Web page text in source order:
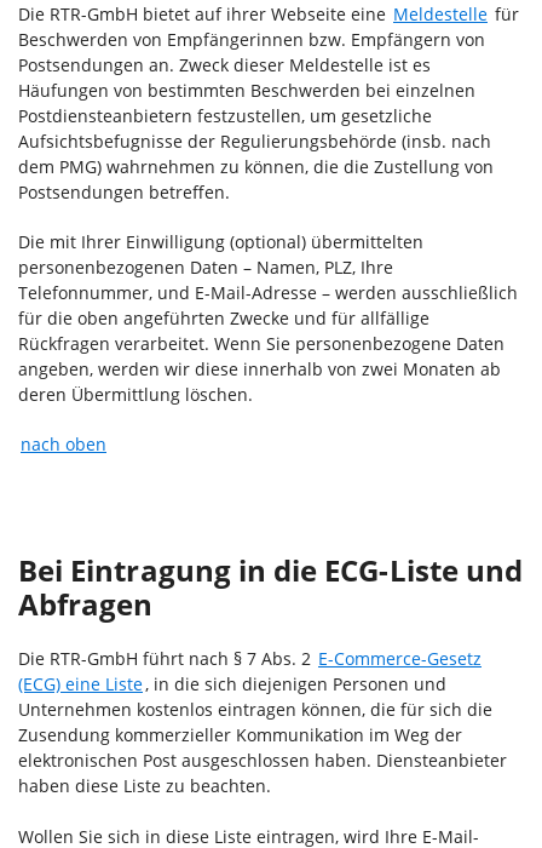
Die RTR-GmbH bietet auf ihrer Webseite eine Meldestelle für
Beschwerden von Empfängerinnen bzw. Empfängern von
Postsendungen an. Zweck dieser Meldestelle ist es
Häufungen von bestimmten Beschwerden bei einzelnen
Postdiensteanbietern festzustellen, um gesetzliche
Aufsichtsbefugnisse der Regulierungsbehörde (insb. nach
dem PMG) wahrnehmen zu können, die die Zustellung von
Postsendungen betreffen.
Die mit Ihrer Einwilligung (optional) übermittelten
personenbezogenen Daten – Namen, PLZ, Ihre
Telefonnummer, und E-Mail-Adresse – werden ausschließlich
für die oben angeführten Zwecke und für allfällige
Rückfragen verarbeitet. Wenn Sie personenbezogene Daten
angeben, werden wir diese innerhalb von zwei Monaten ab
deren Übermittlung löschen.
nach oben
Bei Eintragung in die ECG-Liste und
Abfragen
Die RTR-GmbH führt nach § 7 Abs. 2 E-Commerce-Gesetz
(ECG) eine Liste, in die sich diejenigen Personen und
Unternehmen kostenlos eintragen können, die für sich die
Zusendung kommerzieller Kommunikation im Weg der
elektronischen Post ausgeschlossen haben. Diensteanbieter
haben diese Liste zu beachten.
Wollen Sie sich in diese Liste eintragen, wird Ihre E-Mail-